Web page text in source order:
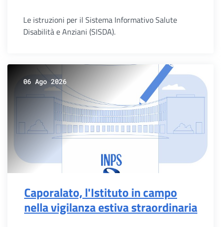
Le istruzioni per il Sistema Informativo Salute
Disabilità e Anziani (SISDA).
06 Ago 2026
Caporalato, l'Istituto in campo
nella vigilanza estiva straordinaria